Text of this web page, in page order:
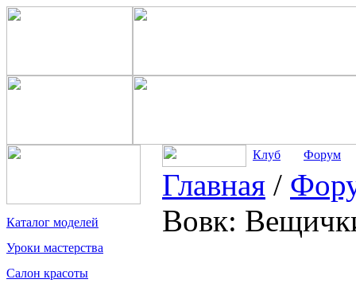
Каталог моделей
Уроки мастерства
Салон красоты
Клуб Форум
Главная /
Вовк: